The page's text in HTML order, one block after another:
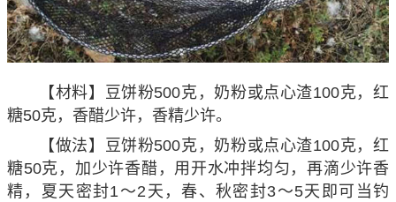
【材料】豆饼粉500克，奶粉或点心渣100克，红
糖50克，香醋少许，香精少许。
【做法】豆饼粉500克，奶粉或点心渣100克，红
糖50克，加少许香醋，用开水冲拌均匀，再滴少许香
精，夏天密封1～2天，春、秋密封3～5天即可当钓